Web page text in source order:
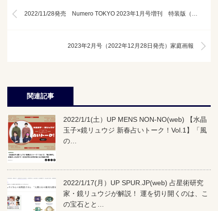
2022/11/28発売 Numero TOKYO 2023年1月号増刊 特装版（増刷）吉沢亮
2023年2月号（2022年12月28日発売）家庭画報
関連記事
2022/1/1(土）UP MENS NON-NO(web) 【水晶
玉子×鏡リュウジ 新春占いトーク！Vol.1】「風
の…
2022/1/17(月）UP SPUR.JP(web) 占星術研究
家・鏡リュウジが解説！ 運を切り開くのは、こ
の宝石とと…